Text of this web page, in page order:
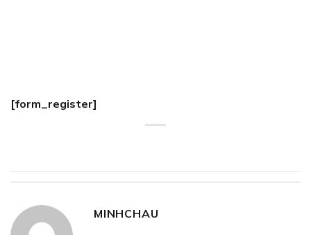
[form_register]
MINHCHAU